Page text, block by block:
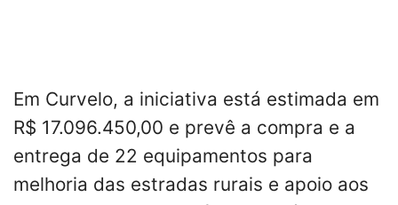
Em Curvelo, a iniciativa está estimada em
R$ 17.096.450,00 e prevê a compra e a
entrega de 22 equipamentos para
melhoria das estradas rurais e apoio aos